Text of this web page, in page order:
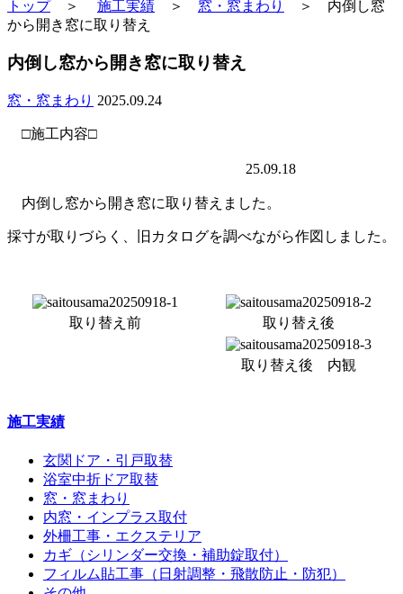
トップ＞ 施工実績 ＞ 窓・窓まわり
＞ 内倒し窓
から開き窓に取り替え
内倒し窓から開き窓に取り替え
窓・窓まわり 2025.09.24
□施工内容□
25.09.18
内倒し窓から開き窓に取り替えました。
採寸が取りづらく、旧カタログを調べながら作図しました。
取り替え前 取り替え後
取り替え後 内観
施工実績
玄関ドア・引戸取替
浴室中折ドア取替
窓・窓まわり
内窓・インプラス取付
外柵工事・エクステリア
カギ（シリンダー交換・補助錠取付）
フィルム貼工事（日射調整・飛散防止・防犯）